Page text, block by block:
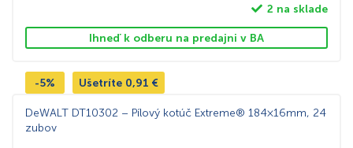
2 na sklade
Ihneď k odberu na predajni v BA
-5% Ušetríte 0,91 €
DeWALT DT10302 – Pílový kotúč Extreme® 184×16mm, 24
zubov